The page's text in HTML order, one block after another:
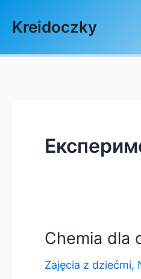
Kreidoczky
Chemia dla
Zajęcia z dziećmi,